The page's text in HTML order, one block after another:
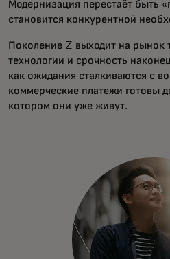
Модернизация перестаёт быть
становится конкурентной
Поколение Z выходит на рынок
технологии и срочность
как ожидания сталкиваются с
коммерческие платежи готовы
котором они уже живут.